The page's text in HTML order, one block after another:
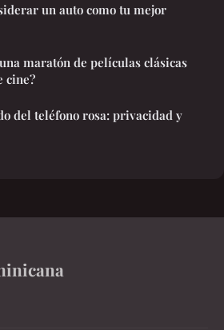
un auto como tu mejor
maratón de películas clásicas
cine?
del teléfono rosa: privacidad y